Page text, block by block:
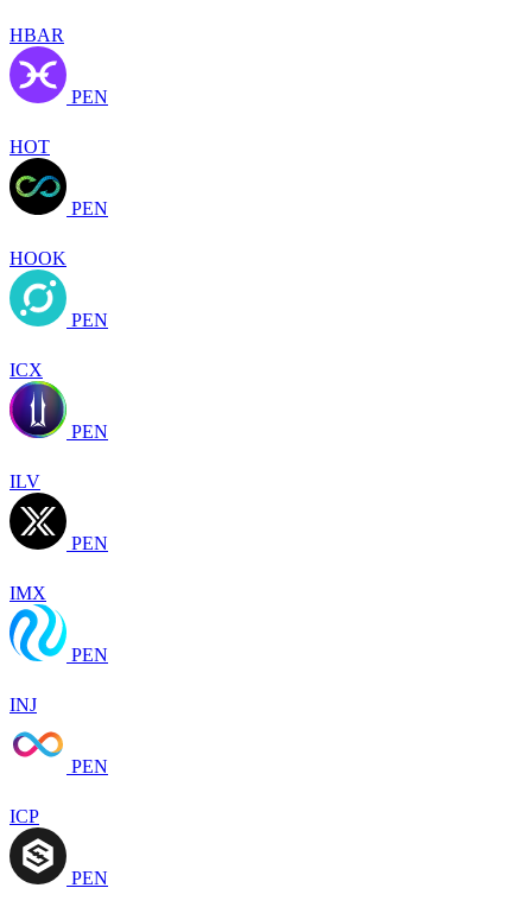
HBAR
PEN
HOT
PEN
HOOK
PEN
ICX
PEN
ILV
PEN
IMX
PEN
INJ
PEN
ICP
PEN